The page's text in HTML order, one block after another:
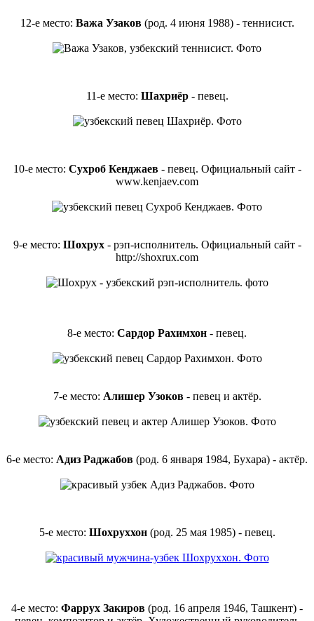
12-е место: Важа Узаков (род. 4 июня 1988) - теннисист.
11-е место: Шахриёр- певец.
10-е место: Сухроб Кенджаев- певец. Официальный сайт -
www.kenjaev.com
9-е место: Шохрух- рэп-исполнитель. Официальный сайт -
http://shoxrux.com
8-е место: Сардор Рахимхон - певец.
7-е место: Алишер Узоков- певец и актёр.
6-е место: Адиз Раджабов (род. 6 января 1984, Бухара) - актёр.
5-е место: Шохруххон(род. 25 мая 1985) - певец.
4-е место: Фаррух Закиров (род. 16 апреля 1946, Ташкент) -